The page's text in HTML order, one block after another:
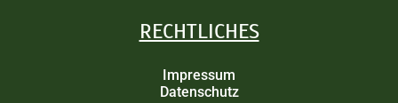
RECHTLICHES
Impressum
Datenschutz